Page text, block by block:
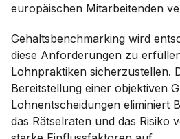
europäischen Mitarbeitenden
Gehaltsbenchmarking wird
diese Anforderungen zu
Lohnpraktiken sicherzustellen.
Bereitstellung einer objektiven
Lohnentscheidungen eliminiert
das Rätselraten und das Risiko